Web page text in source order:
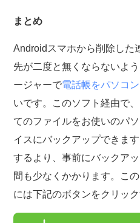
まとめ
Androidスマホから削除した
先が二度と無くならないよ
ージャーで電話帳をパソコ
いです。このソフト経由で
てのファイルをお使いのパ
イスにバックアップできま
するより、事前にバックア
間も少なくかかります。こ
には下記のボタンをクリック